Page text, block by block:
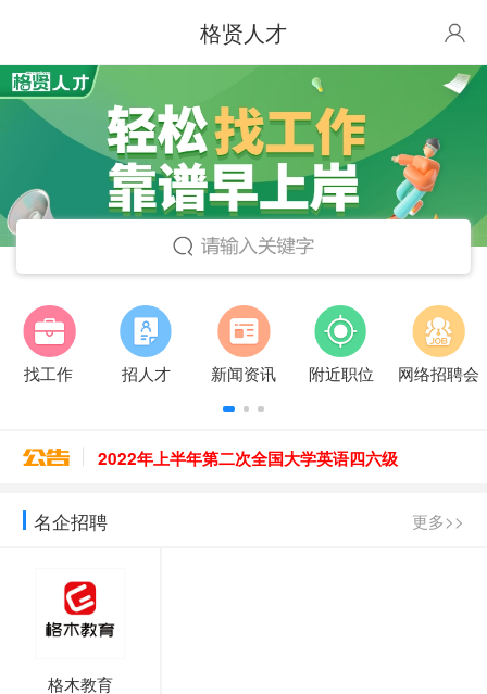
格贤人才
找工作 招人才 新闻资讯 附近职位 网络招聘会
2022年上半年第二次全国大学英语四六级
格木教育招聘简章（2022年秋招，年薪 1
名企招聘 更多>>
格木教育